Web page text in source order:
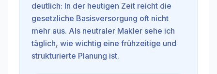
deutlich: In der heutigen Zeit reicht die
gesetzliche Basisversorgung oft nicht
mehr aus. Als neutraler Makler sehe ich
täglich, wie wichtig eine frühzeitige und
strukturierte Planung ist.